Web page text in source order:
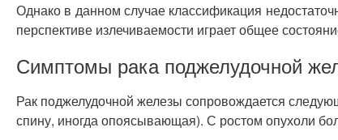
Однако в данном случае классификация
перспективе излечиваемости играет общее
Симптомы рака поджелудочной
Рак поджелудочной железы сопровождается
спину, иногда опоясывающая). С ростом опухоли